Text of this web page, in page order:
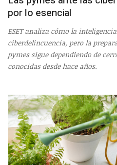
por lo esencial
ESET analiza cómo la
ciberdelincuencia, pero la
pymes sigue dependiendo de
conocidas desde hace años.